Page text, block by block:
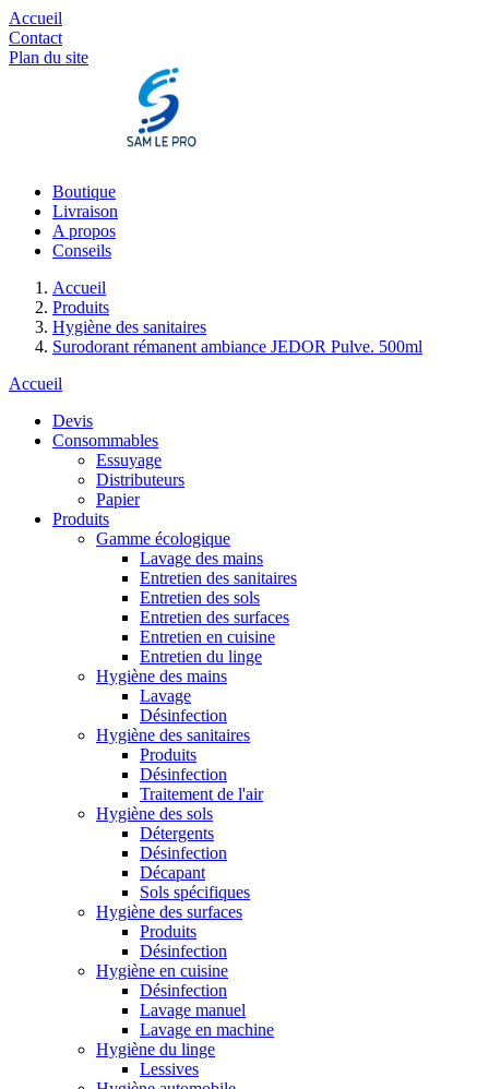
Accueil
Contact
Plan du site
Boutique
Livraison
A propos
Conseils
Accueil
Produits
Hygiène des sanitaires
Surodorant rémanent ambiance JEDOR Pulve. 500ml
Accueil
Devis
Consommables
Essuyage
Distributeurs
Papier
Produits
Gamme écologique
Lavage des mains
Entretien des sanitaires
Entretien des sols
Entretien des surfaces
Entretien en cuisine
Entretien du linge
Hygiène des mains
Lavage
Désinfection
Hygiène des sanitaires
Produits
Désinfection
Traitement de l'air
Hygiène des sols
Détergents
Désinfection
Décapant
Sols spécifiques
Hygiène des surfaces
Produits
Désinfection
Hygiène en cuisine
Désinfection
Lavage manuel
Lavage en machine
Hygiène du linge
Lessives